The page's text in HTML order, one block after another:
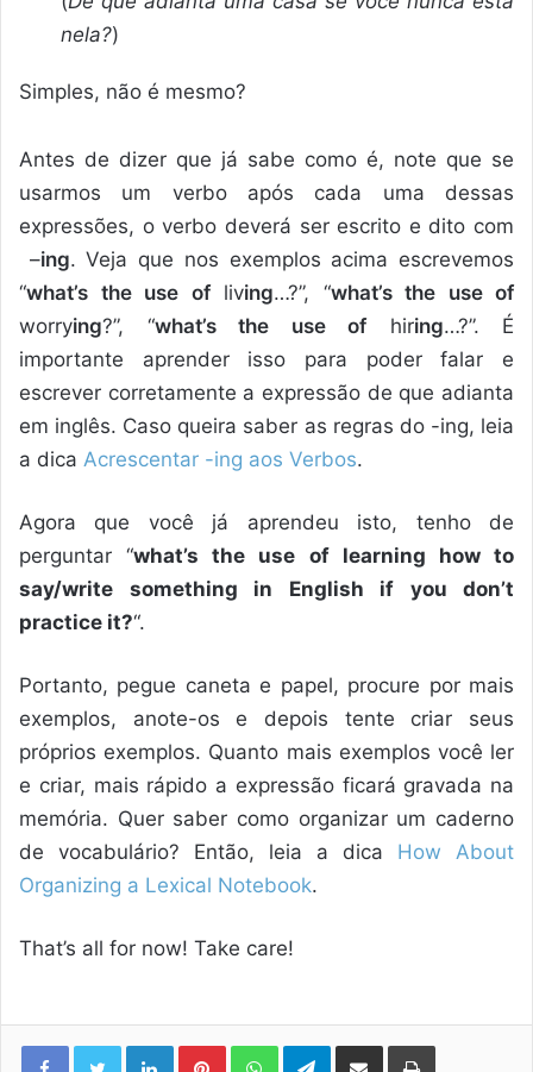
nela?)
Simples, não é mesmo?
Antes de dizer que já sabe como é, note que se
usarmos um verbo após cada uma dessas
expressões, o verbo deverá ser escrito e dito com
–ing. Veja que nos exemplos acima escrevemos
“what’s the use ofliving…?”, “what’s the use of
worrying?”, “what’s the use ofhiring…?”. É
importante aprender isso para poder falar e
escrever corretamente a expressão de que adianta
em inglês. Caso queira saber as regras do -ing, leia
a dica Acrescentar -ing aos Verbos.
Agora que você já aprendeu isto, tenho de
perguntar “what’s the use of learning how to
say/write something in English if you don’t
practice it?“.
Portanto, pegue caneta e papel, procure por mais
exemplos, anote-os e depois tente criar seus
próprios exemplos. Quanto mais exemplos você ler
e criar, mais rápido a expressão ficará gravada na
memória. Quer saber como organizar um caderno
de vocabulário? Então, leia a dica How About
Organizing a Lexical Notebook.
That’s all for now! Take care!
LinkedinPinterestWhatsAppTelegram
Compartilhar via e-mail Imprimir